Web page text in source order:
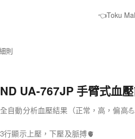
👈Toku
則
UA-767JP 手臂式血
自動分析血壓結果（正常，高，偏高💪
行顯示上壓，下壓及脈搏🫀